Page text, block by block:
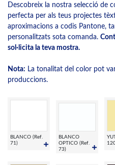
Descobreix la nostra selecció de
perfecta per als teus projectes
aproximacions a codis Pantone,
personalitzats sota comanda.
sol·licita la teva mostra.
Nota: La tonalitat del color pot
produccions.
BLANCO (Ref.
71)
BLANCO
OPTICO (Ref.
73)